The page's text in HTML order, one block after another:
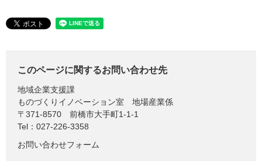
このページに関するお問い合わせ先
地域企業支援課
ものづくりイノベーション室 地場産業係
〒371-8570
前橋市大手町1-1-1
Tel：027-226-3358
お問い合わせフォーム